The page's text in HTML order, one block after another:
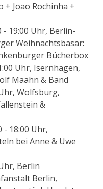
+ Joao Rochinha +
- 19:00 Uhr, Berlin-
Weihnachtsbasar:
Bücherbox
Uhr, Isernhagen,
Maahn & Band
Wolfsburg,
&
- 18:00 Uhr,
bei Anne & Uwe
Berlin
Berlin,